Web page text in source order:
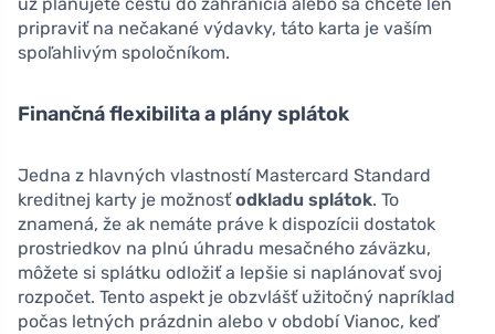
pripraviť na nečakané výdavky, táto karta je vaším
spoľahlivým spoločníkom.
Finančná flexibilita a plány splátok
Jedna z hlavných vlastností Mastercard Standard
kreditnej karty je možnosťodkladu splátok. To
znamená, že ak nemáte práve k dispozícii dostatok
prostriedkov na plnú úhradu mesačného záväzku,
môžete si splátku odložiť a lepšie si naplánovať svoj
rozpočet. Tento aspekt je obzvlášť užitočný napríklad
počas letných prázdnin alebo v období Vianoc, keď